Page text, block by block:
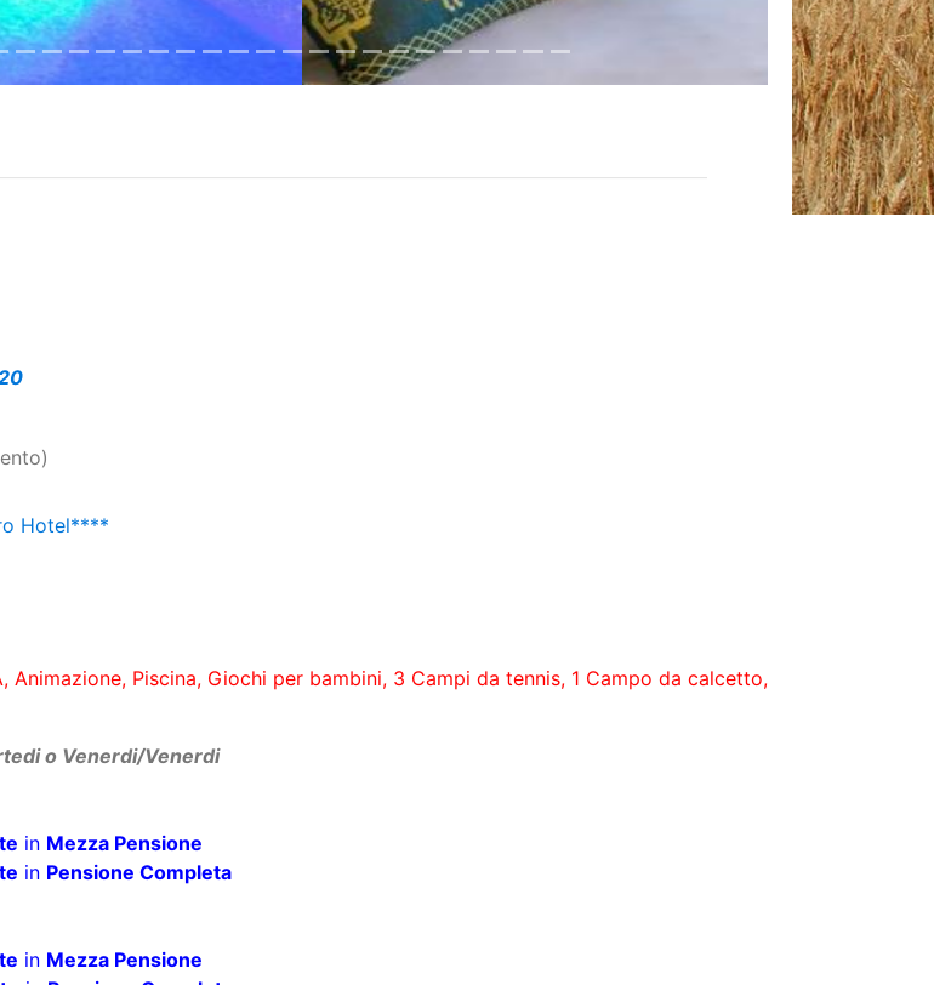
Hotel****
Piscina, Giochi per bambini, 3 Campi da tennis, 1 Campo da calcetto,